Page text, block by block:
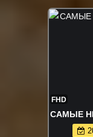
FHD
САМЫЕ